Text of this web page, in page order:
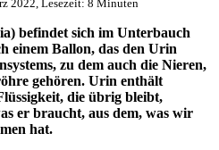
2022, Lesezeit: 8 Minuten
befindet sich im Unterbauch
einem Ballon, das den Urin
zu dem auch die Nieren,
gehören. Urin enthält
die übrig bleibt,
er braucht, aus dem, was wir
hat.